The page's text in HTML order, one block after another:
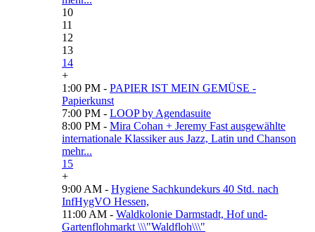
10
11
12
13
14
+
1:00 PM - PAPIER IST MEIN GEMÜSE -
Papierkunst
7:00 PM - LOOP by Agendasuite
8:00 PM - Mira Cohan + Jeremy Fast ausgewählte
internationale Klassiker aus Jazz, Latin und Chanson
mehr...
15
+
9:00 AM - Hygiene Sachkundekurs 40 Std. nach
InfHygVO Hessen,
11:00 AM - Waldkolonie Darmstadt, Hof und-
Gartenflohmarkt \\\"Waldfloh\\\"